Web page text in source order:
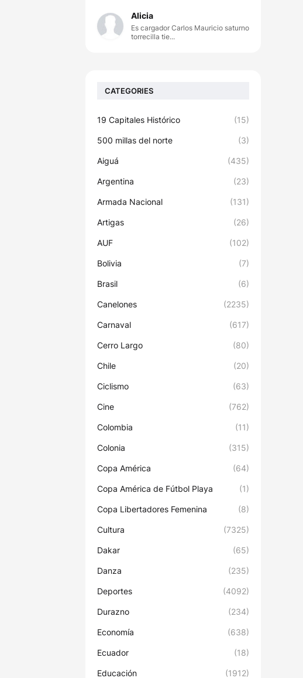
Alicia
Es cargador Carlos Mauricio saturno
torrecilla tie...
CATEGORIES
19 Capitales Histórico (15)
500 millas del norte (3)
Aiguá (435)
Argentina (23)
Armada Nacional (131)
Artigas (26)
AUF (102)
Bolivia (7)
Brasil (6)
Canelones (2235)
Carnaval (617)
Cerro Largo (80)
Chile (20)
Ciclismo (63)
Cine (762)
Colombia (11)
Colonia (315)
Copa América (64)
Copa América de Fútbol Playa (1)
Copa Libertadores Femenina (8)
Cultura (7325)
Dakar (65)
Danza (235)
Deportes (4092)
Durazno (234)
Economía (638)
Ecuador (18)
Educación (1912)